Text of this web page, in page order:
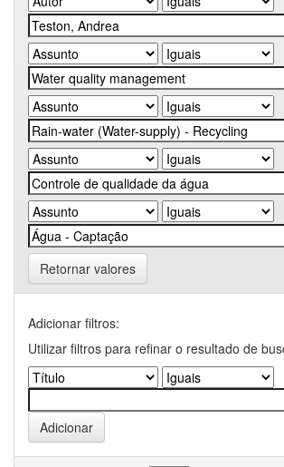
Retornar valores
Adicionar filtros:
Utilizar filtros para refinar o resultado de